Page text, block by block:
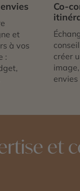
et
à vos
:
Co-
créer
et